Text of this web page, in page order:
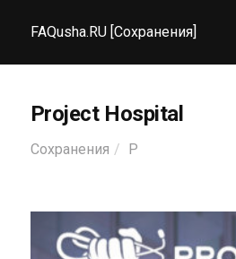
FAQusha.RU [Сохранения]
Project Hospital
Сохранения P